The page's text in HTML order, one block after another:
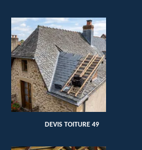
DEVIS TOITURE 49